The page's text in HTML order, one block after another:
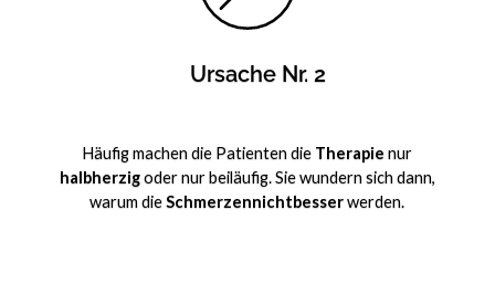
Ursache Nr. 2
Häufig machen die Patienten die Therapie nur
halbherzigoder nur beiläufig. Sie wundern sich dann,
warum dieSchmerzennichtbesserwerden.